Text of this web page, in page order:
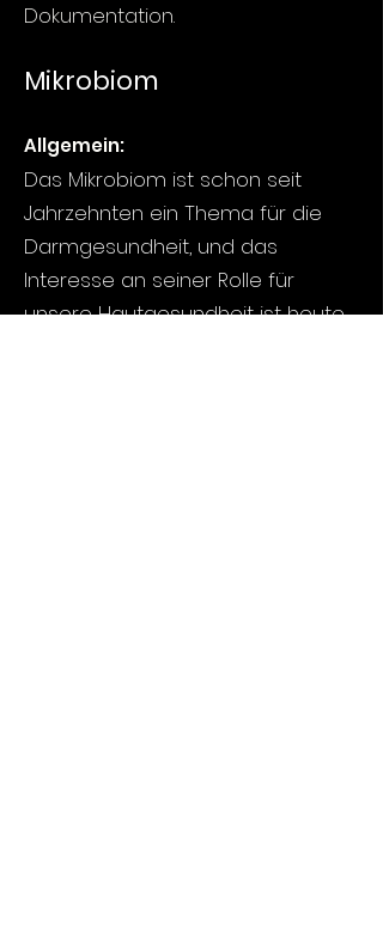
Dokumentation.
Mikrobiom
Allgemein:
Das Mikrobiom ist schon seit
Jahrzehnten ein Thema für die
Darmgesundheit, und das
Interesse an seiner Rolle für
unsere Hautgesundheit ist heute